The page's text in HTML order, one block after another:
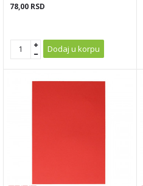
78,00 RSD
Dodaj u korpu